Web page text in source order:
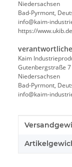
Niedersachsen
Bad-Pyrmont,
info@kaim-
https://www.ukib.de
Kaim
Gutenbergstraße 7
Niedersachsen
Bad-Pyrmont,
info@kaim-
Wert